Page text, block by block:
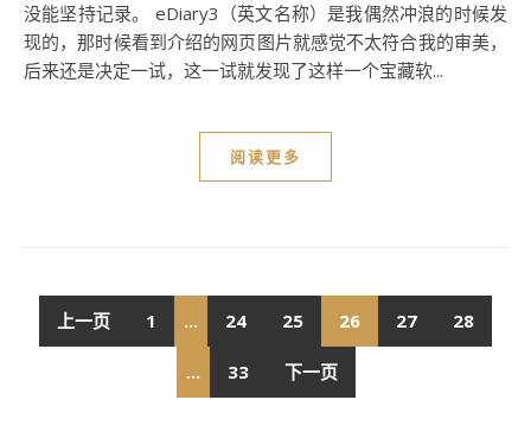
没能坚持记录。 eDiary3（英文名称）是我偶然冲浪的时候发
现的，那时候看到介绍的网页图片就感觉不太符合我的审美，
后来还是决定一试，这一试就发现了这样一个宝藏软...
阅读更多
上一页 1 ... 24 25 26 27 28
... 33 下一页